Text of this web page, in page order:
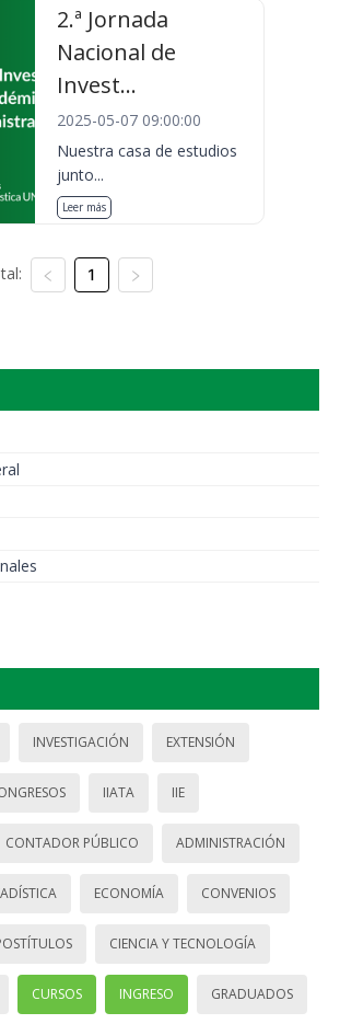
2.ª Jornada
Nacional de
Invest...
2025-05-07 09:00:00
Nuestra casa de estudios
junto...
Leer más
1
INVESTIGACIÓN EXTENSIÓN
IIATA IIE
CONTADOR PÚBLICO ADMINISTRACIÓN
ECONOMÍA CONVENIOS
CIENCIA Y TECNOLOGÍA
CURSOS INGRESO GRADUADOS